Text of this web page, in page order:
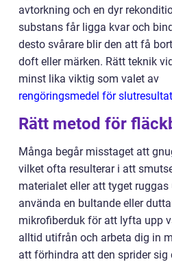
avtorkning och en dyr
substans får ligga kvar och
desto svårare blir den att få
doft eller märken. Rätt teknik
minst lika viktig som valet av
rengöringsmedel för
Rätt metod för
Många begår misstaget att
vilket ofta resulterar i att
materialet eller att tyget
använda en bultande eller
mikrofiberduk för att lyfta upp
alltid utifrån och arbeta dig in
att förhindra att den sprider sig